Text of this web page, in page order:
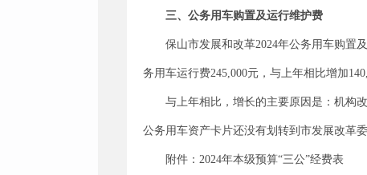
三、公务用车购置及运行维护费
保山市发展和改革2024年公务用车购置
务用车运行费245,000元，与上年相比增加
与上年相比，增长的主要原因是：机构
公务用车资产卡片还没有划转到市发展改革
附件：2024年本级预算“三公”经费表